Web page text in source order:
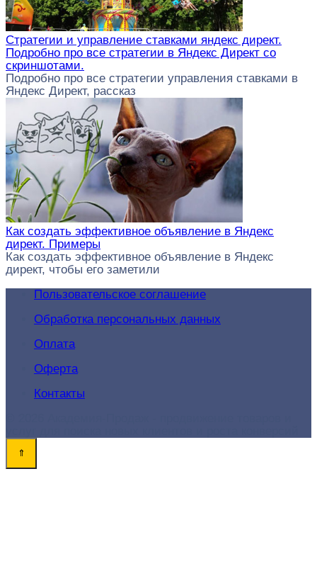
Стратегии и управление ставками яндекс директ.
Подробно про все стратегии в Яндекс Директ со
скриншотами.
Подробно про все стратегии управления ставками в
Яндекс Директ, рассказ
Как создать эффективное объявление в Яндекс
директ. Примеры
Как создать эффективное объявление в Яндекс
директ, чтобы его заметили
Пользовательское соглашение
Обработка персональных данных
Оплата
Оферта
Контакты